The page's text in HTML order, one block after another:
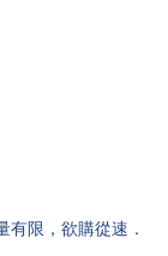
限，欲購從速．